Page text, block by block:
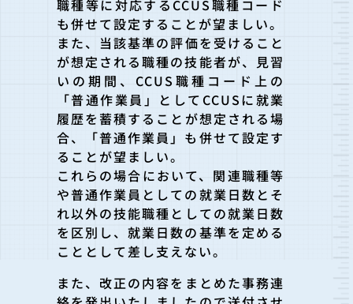
職種等に対応するCCUS職種 コード
も併せて設定することが望ましい。
また、当該基準の評価を受けること
が想定される職種の技能者が、 見習
いの期間、CCUS職種コード上の
「普通作業員」としてCCUSに就業
履歴を蓄積することが想定される場
合、「普通作業員」 も併せて設定す
ることが望ましい。
これらの場合において、関連職種等
や普通作業員としての就業日数 とそ
れ以外の技能職種としての就業日数
を区別し、就業日数の基準を定める
こととして差し支えない。
また、改正の内容をまとめた事務連